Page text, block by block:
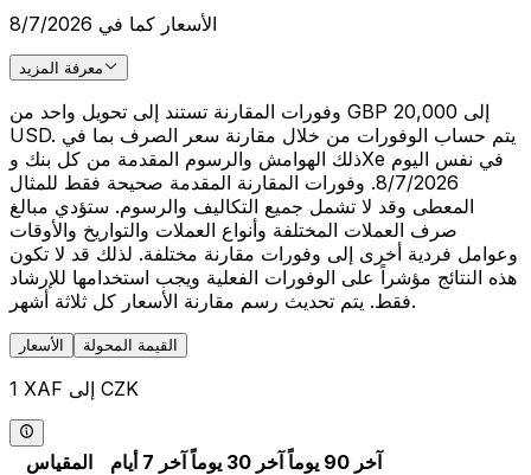
الأسعار كما في 8/7/2026
معرفة المزيد
وفورات المقارنة تستند إلى تحويل واحد من GBP 20,000 إلى
USD. يتم حساب الوفورات من خلال مقارنة سعر الصرف بما في
ذلك الهوامش والرسوم المقدمة من كل بنك وXe في نفس اليوم
8/7/2026. وفورات المقارنة المقدمة صحيحة فقط للمثال
المعطى وقد لا تشمل جميع التكاليف والرسوم. ستؤدي مبالغ
صرف العملات المختلفة وأنواع العملات والتواريخ والأوقات
وعوامل فردية أخرى إلى وفورات مقارنة مختلفة. لذلك قد لا تكون
هذه النتائج مؤشراً على الوفورات الفعلية ويجب استخدامها للإرشاد
فقط. يتم تحديث رسم مقارنة الأسعار كل ثلاثة أشهر.
الأسعار القيمة المحولة
1 XAF إلى CZK
المقياس آخر 7 أيام آخر 30 يوماً
آخر 90 يوماً